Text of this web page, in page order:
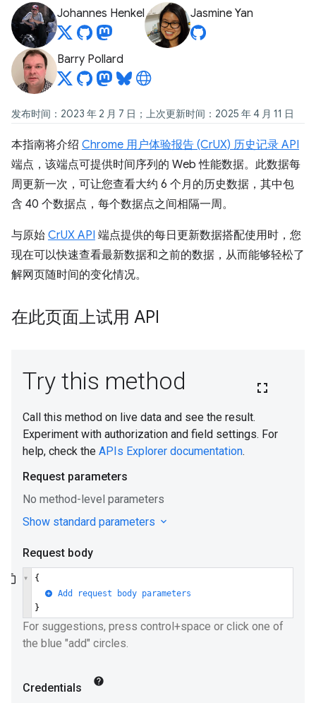
Johannes Henkel Jasmine Yan
Barry Pollard
发布时间：2023 年 2 月 7 日；上次更新时间：2025 年 4 月 11 日
本指南将介绍 Chrome 用户体验报告 (CrUX) 历史记录 API
端点，该端点可提供时间序列的 Web 性能数据。此数据每
周更新一次，可让您查看大约 6 个月的历史数据，其中包
含 40 个数据点，每个数据点之间相隔一周。
与原始 CrUX API 端点提供的每日更新数据搭配使用时，您
现在可以快速查看最新数据和之前的数据，从而能够轻松了
解网页随时间的变化情况。
在此页面上试用 API